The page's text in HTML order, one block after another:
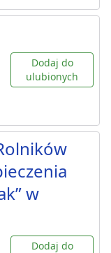
Dodaj do
ulubionych
w
Dodaj do